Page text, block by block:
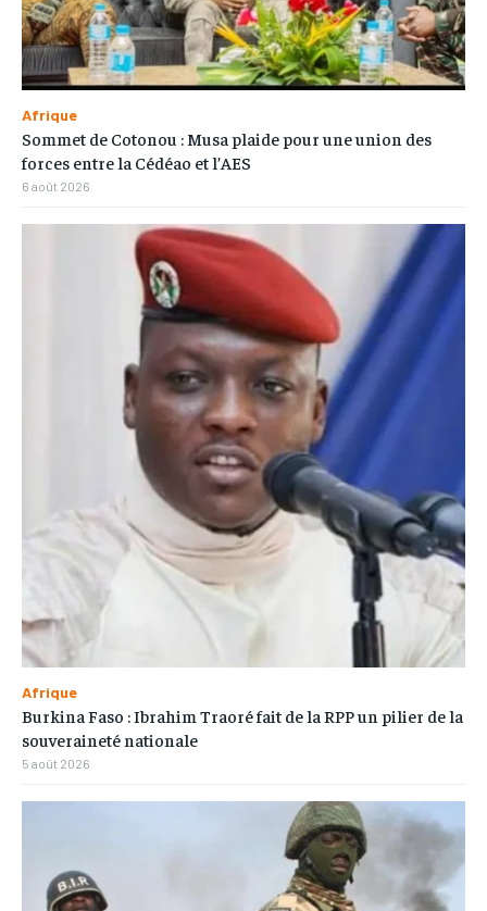
Afrique
Sommet de Cotonou : Musa plaide pour une union des
forces entre la Cédéao et l’AES
6 août 2026
Afrique
Burkina Faso : Ibrahim Traoré fait de la RPP un pilier de la
souveraineté nationale
5 août 2026